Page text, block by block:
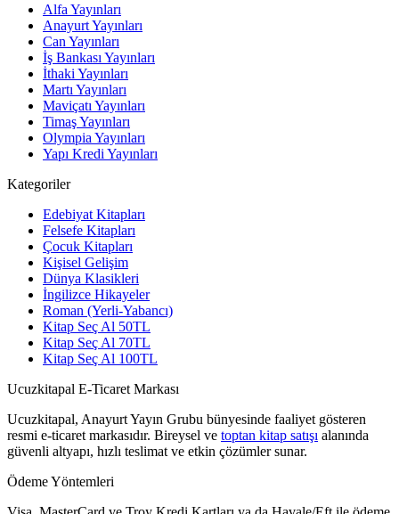
Alfa Yayınları
Anayurt Yayınları
Can Yayınları
İş Bankası Yayınları
İthaki Yayınları
Martı Yayınları
Maviçatı Yayınları
Timaş Yayınları
Olympia Yayınları
Yapı Kredi Yayınları
Kategoriler
Edebiyat Kitapları
Felsefe Kitapları
Çocuk Kitapları
Kişisel Gelişim
Dünya Klasikleri
İngilizce Hikayeler
Roman (Yerli-Yabancı)
Kitap Seç Al 50TL
Kitap Seç Al 70TL
Kitap Seç Al 100TL
Ucuzkitapal E-Ticaret Markası
Ucuzkitapal, Anayurt Yayın Grubu bünyesinde faaliyet gösteren
resmi e-ticaret markasıdır. Bireysel ve toptan kitap satışı alanında
güvenli altyapı, hızlı teslimat ve etkin çözümler sunar.
Ödeme Yöntemleri